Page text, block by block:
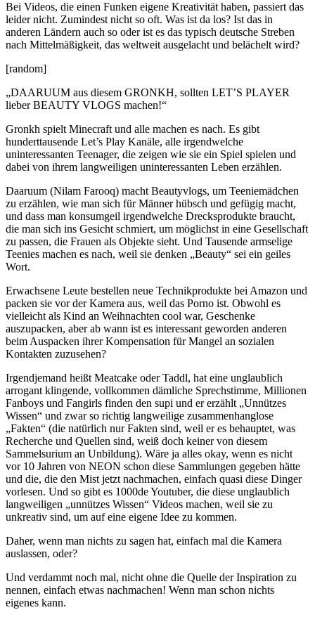
Bei Videos, die einen Funken eigene Kreativität haben, passiert das
leider nicht. Zumindest nicht so oft. Was ist da los? Ist das in
anderen Ländern auch so oder ist es das typisch deutsche Streben
nach Mittelmäßigkeit, das weltweit ausgelacht und belächelt wird?
[random]
„DAARUUM aus diesem GRONKH, sollten LET’S PLAYER
lieber BEAUTY VLOGS machen!“
Gronkh spielt Minecraft und alle machen es nach. Es gibt
hunderttausende Let’s Play Kanäle, alle irgendwelche
uninteressanten Teenager, die zeigen wie sie ein Spiel spielen und
dabei von ihrem langweiligen uninteressanten Leben erzählen.
Daaruum (Nilam Farooq) macht Beautyvlogs, um Teeniemädchen
zu erzählen, wie man sich für Männer hübsch und gefügig macht,
und dass man konsumgeil irgendwelche Drecksprodukte braucht,
die man sich ins Gesicht schmiert, um möglichst in eine Gesellschaft
zu passen, die Frauen als Objekte sieht. Und Tausende armselige
Teenies machen es nach, weil sie denken „Beauty“ sei ein geiles
Wort.
Erwachsene Leute bestellen neue Technikprodukte bei Amazon und
packen sie vor der Kamera aus, weil das Porno ist. Obwohl es
vielleicht als Kind an Weihnachten cool war, Geschenke
auszupacken, aber ab wann ist es interessant geworden anderen
beim Auspacken ihrer Kompensation für Mangel an sozialen
Kontakten zuzusehen?
Irgendjemand heißt Meatcake oder Taddl, hat eine unglaublich
arrogant klingende, vollkommen dämliche Sprechstimme, Millionen
Fanboys und Fangirls finden den supi und er erzählt „Unnützes
Wissen“ und zwar so richtig langweilige zusammenhanglose
„Fakten“ (die natürlich nur Fakten sind, weil er es behauptet, was
Recherche und Quellen sind, weiß doch keiner von diesem
Sammelsurium an Unbildung). Wäre ja alles okay, wenn es nicht
vor 10 Jahren von NEON schon diese Sammlungen gegeben hätte
und die, die den Mist jetzt nachmachen, einfach quasi diese Dinger
vorlesen. Und so gibt es 1000de Youtuber, die diese unglaublich
langweiligen „unnützes Wissen“ Videos machen, weil sie zu
unkreativ sind, um auf eine eigene Idee zu kommen.
Daher, wenn man nichts zu sagen hat, einfach mal die Kamera
auslassen, oder?
Und verdammt noch mal, nicht ohne die Quelle der Inspiration zu
nennen, einfach etwas nachmachen! Wenn man schon nichts
eigenes kann.